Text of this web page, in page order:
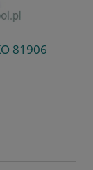
81906